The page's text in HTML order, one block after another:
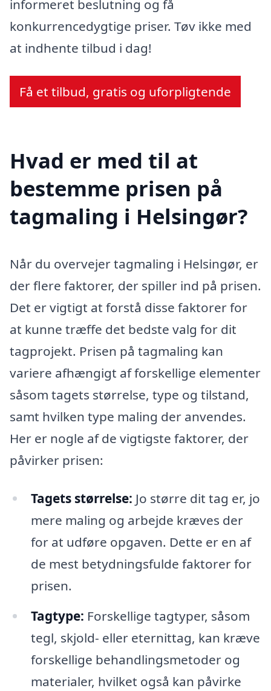
informeret beslutning og få
konkurrencedygtige priser. Tøv ikke med
at indhente tilbud i dag!
Få et tilbud, gratis og uforpligtende
Hvad er med til at
bestemme prisen på
tagmaling i Helsingør?
Når du overvejer tagmaling i Helsingør, er
der flere faktorer, der spiller ind på prisen.
Det er vigtigt at forstå disse faktorer for
at kunne træffe det bedste valg for dit
tagprojekt. Prisen på tagmaling kan
variere afhængigt af forskellige elementer
såsom tagets størrelse, type og tilstand,
samt hvilken type maling der anvendes.
Her er nogle af de vigtigste faktorer, der
påvirker prisen:
Tagets størrelse: Jo større dit tag er, jo
mere maling og arbejde kræves der
for at udføre opgaven. Dette er en af
de mest betydningsfulde faktorer for
prisen.
Tagtype: Forskellige tagtyper, såsom
tegl, skjold- eller eternittag, kan kræve
forskellige behandlingsmetoder og
materialer, hvilket også kan påvirke